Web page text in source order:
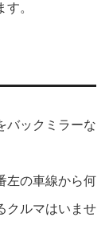
。
バックミラーな
左の車線から何
クルマはいませ